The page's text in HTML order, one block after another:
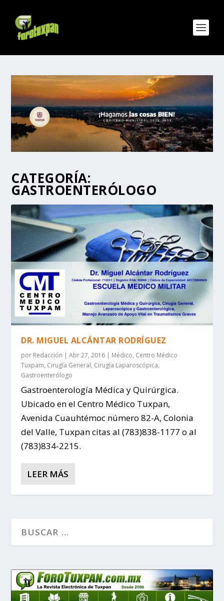
CATEGORÍA:
GASTROENTERÓLOGO
DR. MIGUEL ALCÁNTAR RODRÍGUEZ
por Redacción |Abr 27, 2016 | Médico, Centro Médico
Tuxpam, Cirugía General, Cirugía Laparoscópica,
Gastroenterólogo
Gastroenterología Médica y Quirúrgica.
Ubicado en el Centro Médico Tuxpan,
Avenida Cuauhtémoc número 82-A, Colonia
del Valle, Tuxpan citas al (783)838-1177 o al
(783)834-2215.
LEER MÁS